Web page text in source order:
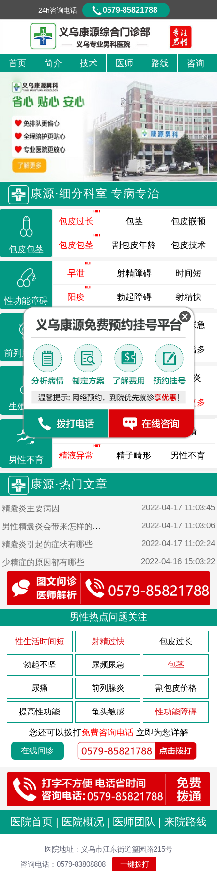
首页 简介 技术 医师 路线 咨询
康源·细分科室 专病专治
包皮包茎
包皮过长
包皮包茎
包茎
割包皮年龄
包皮嵌顿
包皮技术
性功能障碍
早泄
阳痿
射精障碍
勃起障碍
时间短
射精快
前列腺疾病
前列腺炎 前列腺痛 尿频尿急
前列腺增生 排尿不畅 夜尿增多
生殖感染
龟头炎 睾丸炎 尿道炎
尿相关 泌尿感染 了解更多
男性不育
死精 少精 弱精
精液异常 精子畸形 男性不育
康源·热门文章
精囊炎主要病因 2022-04-17 11:03:45
男性精囊炎会带来怎样的危害 2022-04-17 11:03:06
精囊炎引起的症状有哪些 2022-04-17 11:02:24
少精症的原因都有哪些 2022-04-16 15:03:22
男性患少精症的原因是什么
男性热点问题关注
性生活时间短 射精过快 包皮过长
勃起不坚 尿频尿急 包茎
尿痛 前列腺炎 割包皮价格
提高性功能 龟头敏感 性功能障碍
您还可以拨打免费咨询电话立即为您详解
在线问诊
医院首页 | 医院概况 | 医师团队 | 来院路线
医院地址：义乌市江东街道篁园路215号
咨询电话：0579-83808808
一键拨打
24h咨询电话 0579-85821788